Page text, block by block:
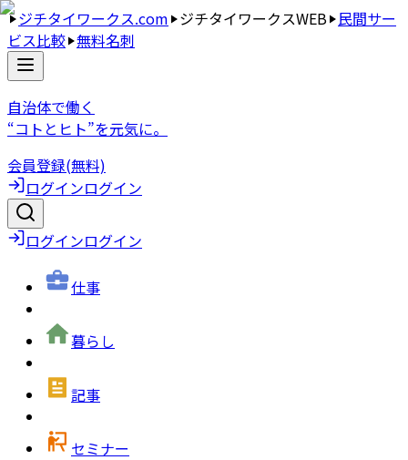
ジチタイワークス.com ジチタイワークスWEB 民間サー
ビス比較 無料名刺
自治体で働く
“コトとヒト”を元気に。
会員登録(無料)
ログインログイン
ログインログイン
仕事
暮らし
記事
セミナー